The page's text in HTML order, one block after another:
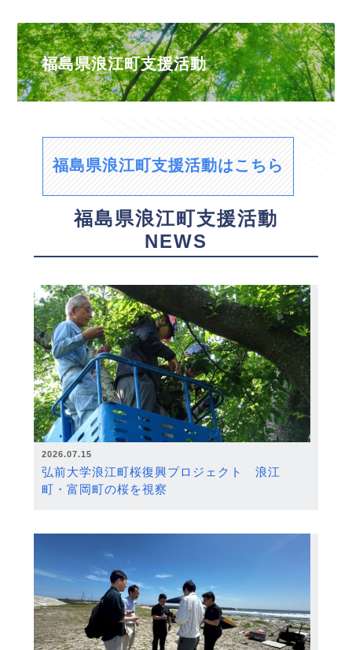
福島県浪江町支援活動
福島県浪江町支援活動はこちら
福島県浪江町支援活動
NEWS
2026.07.15
弘前大学浪江町桜復興プロジェクト 浪江
町・富岡町の桜を視察